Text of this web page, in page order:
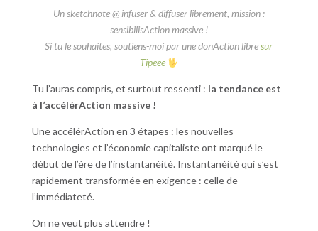
Un sketchnote @ infuser & diffuser librement, mission :
sensibilisAction massive !
Si tu le souhaites, soutiens-moi par une donAction libre sur
Tipeee
Tu l’auras compris, et surtout ressenti : la tendance est
à l’accélérAction massive !
Une accélérAction en 3 étapes : les nouvelles
technologies et l’économie capitaliste ont marqué le
début de l’ère de l’instantanéité. Instantanéité qui s’est
rapidement transformée en exigence : celle de
l’immédiateté.
On ne veut plus attendre !